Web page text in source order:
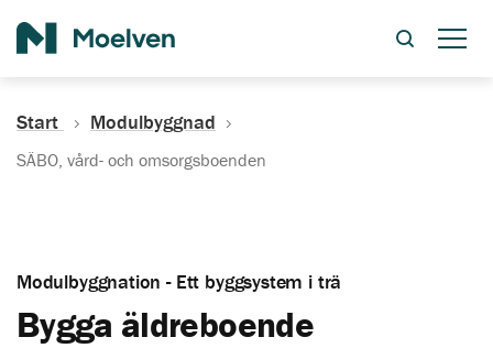
Start Modulbyggnad
SÄBO, vård- och omsorgsboenden
Modulbyggnation - Ett byggsystem i trä
Bygga äldreboende